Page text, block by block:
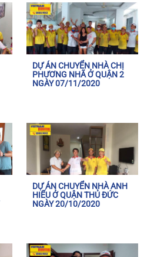
DỰ ÁN CHUYỂN NHÀ CHỊ
PHƯƠNG NHÃ Ở QUẬN 2
NGÀY 07/11/2020
DỰ ÁN CHUYỂN NHÀ ANH
HIẾU Ở QUẬN THỦ ĐỨC
NGÀY 20/10/2020